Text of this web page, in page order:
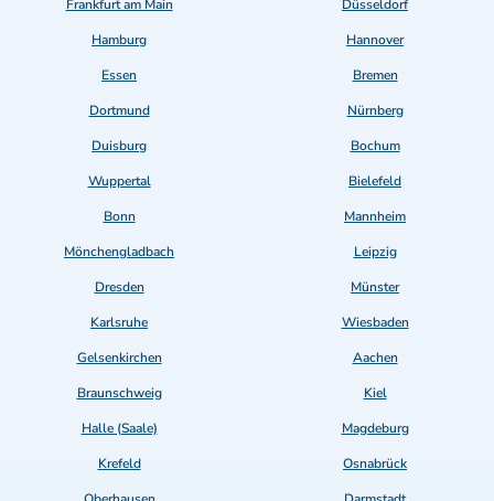
Frankfurt am Main
Düsseldorf
Hamburg
Hannover
Essen
Bremen
Dortmund
Nürnberg
Duisburg
Bochum
Wuppertal
Bielefeld
Bonn
Mannheim
Mönchengladbach
Leipzig
Dresden
Münster
Karlsruhe
Wiesbaden
Gelsenkirchen
Aachen
Braunschweig
Kiel
Halle (Saale)
Magdeburg
Krefeld
Osnabrück